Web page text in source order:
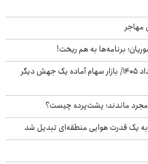
مهاجر
برنامه‌ها به هم ریخت!
پیش‌بینی بورس فردا شنبه ۱۷ مرداد ۱۴۰۵/ بازار سهام آماده یک جهش دیگر
یک قدرت هوایی منطقه‌ای تبدیل شد